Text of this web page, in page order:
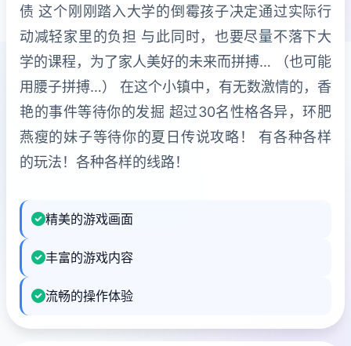
债 这个刚刚踏入大学的倒霉孩子决定通过实际行
动减轻家里的负担 与此同时，也要尽量不落下大
学的课程，为了家人美好的未来而拼搏… （也可能
用腰子拼搏…） 在这个小镇中，有无数激情的，香
艳的事件等待你的发掘 超过30名性格各异，环肥
燕瘦的妹子等待你的夏日传说攻略！ 有各种各样
的玩法！各种各样的线路！
精美的游戏画面
丰富的游戏内容
流畅的操作体验